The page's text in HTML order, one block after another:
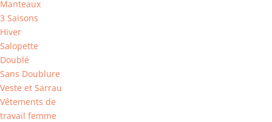
Manteaux
3 Saisons
Hiver
Salopette
Doublé
Sans Doublure
Veste et Sarrau
Vêtements de
travail femme